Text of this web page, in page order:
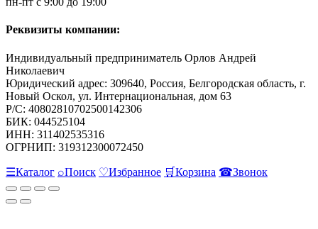
Реквизиты компании:
Индивидуальный предприниматель Орлов Андрей
Николаевич
Юридический адрес: 309640, Россия, Белгородская область, г.
Новый Оскол, ул. Интернациональная, дом 63
Р/С: 40802810702500142306
БИК: 044525104
ИНН: 311402535316
ОГРНИП: 319312300072450
☰Каталог ⌕Поиск ♡Избранное 🛒Корзина ☎Звонок